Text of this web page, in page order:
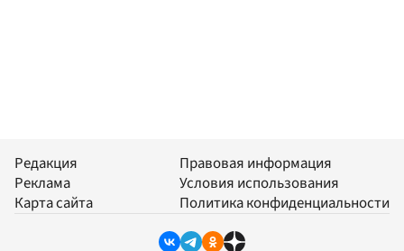
Редакция
Реклама
Карта сайта
Правовая информация
Условия использования
Политика конфиденциальности